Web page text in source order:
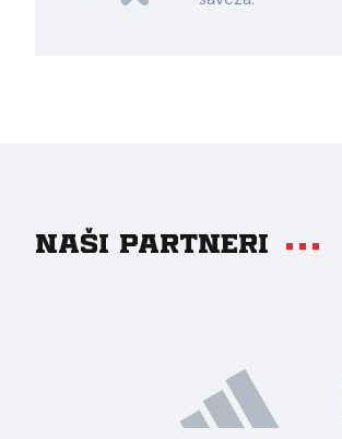
Naši partneri